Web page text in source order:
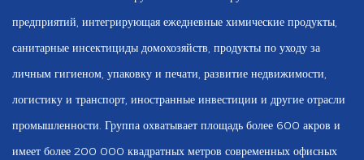
предприятий, интегрирующая ежедневные химические продукты,
санитарные инсектициды домохозяйств, продукты по уходу за
личным гигиеном, упаковку и печати, развитие недвижимости,
логистику и транспорт, иностранные инвестиции и другие отрасли
промышленности. Группа охватывает площадь более 600 акров и
имеет более 200 000 квадратных метров современных офисных